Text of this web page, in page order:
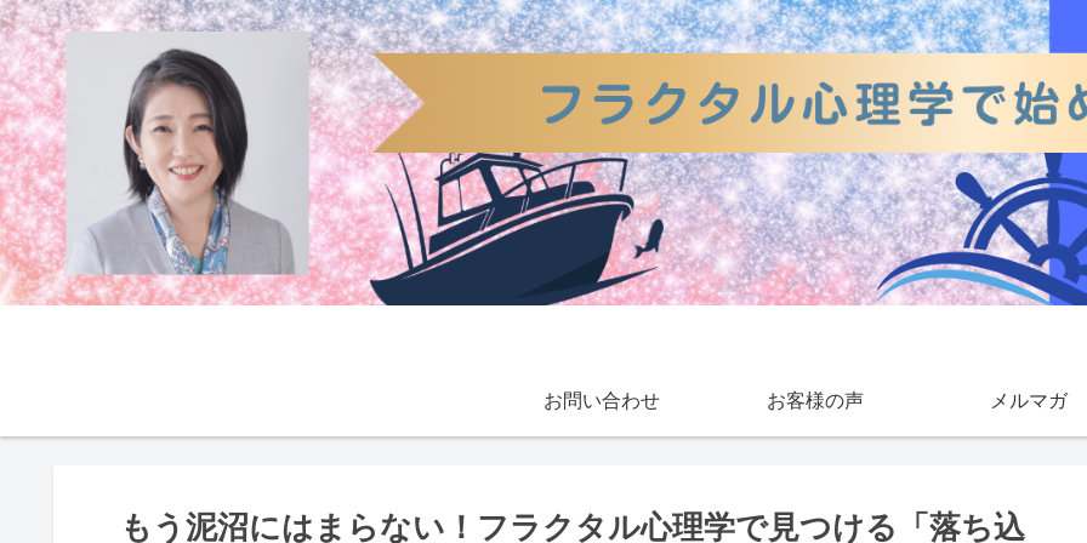
お問い合わせ お客様の声 メルマガ
もう泥沼にはまらない！フラクタル心理学で見つける「落ち込